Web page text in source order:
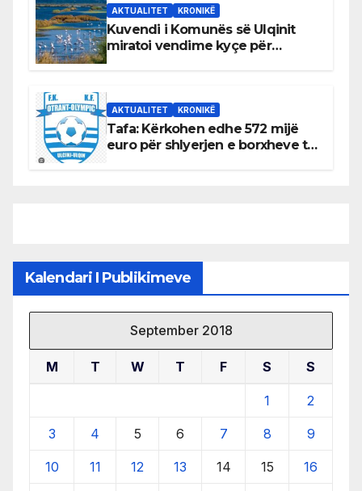
AKTUALITET KRONIKË
Kuvendi i Komunës së Ulqinit
miratoi vendime kyçe për
AKTUALITET KRONIKË
Tafa: Kërkohen edhe 572 mijë
euro për shlyerjen e borxheve të
Kalendari I Publikimeve
September 2018
M T W T F S S
1 2
3 4 5 6 7 8 9
10 11 12 13 14 15 16